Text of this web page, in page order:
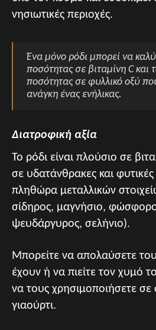
νησιωτικές περιοχές.
Ένα μόνο ρόδι μπορεί να
ποσότητας σε βιταμίνη C και
ποσότητας σε φυλλικό οξύ
ανάγκη ένας ενήλικας.
Διατροφική αξία
Το ρόδι είναι πλούσιο σε
σε υδατάνθρακες και φυτικές
πληθώρα μεταλλικών
σίδηρος, μαγνήσιο,
ψευδάργυρος, σελήνιο).
Μπορείτε να απολαύσετε
έχουν ή να πιείτε τον χυμό
να τους χρησιμοποιήσετε σε
γιαούρτι.